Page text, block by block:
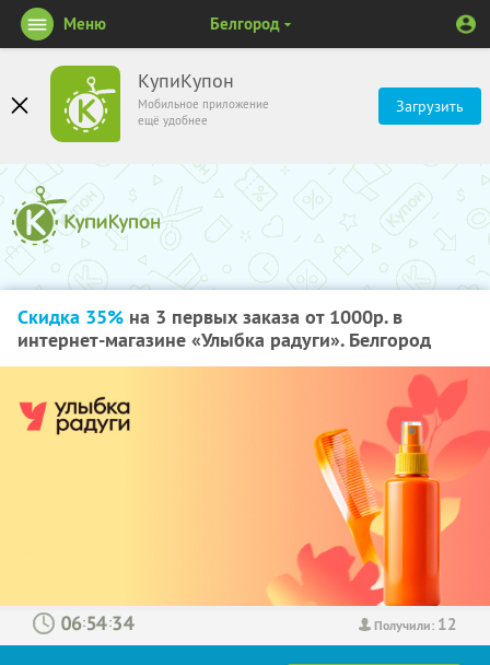
КупиКупон
Мобильное приложение
ещё удобнее
Загрузить
Меню Белгород
Скидка 35% на 3 первых заказа от 1000р. в
интернет-магазине «Улыбка радуги». Белгород
Получили: 12
: :